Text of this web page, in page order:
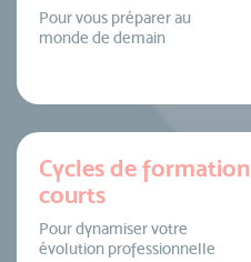
Pour vous préparer au
monde de demain
Cycles de formation
courts
Pour dynamiser votre
évolution professionnelle